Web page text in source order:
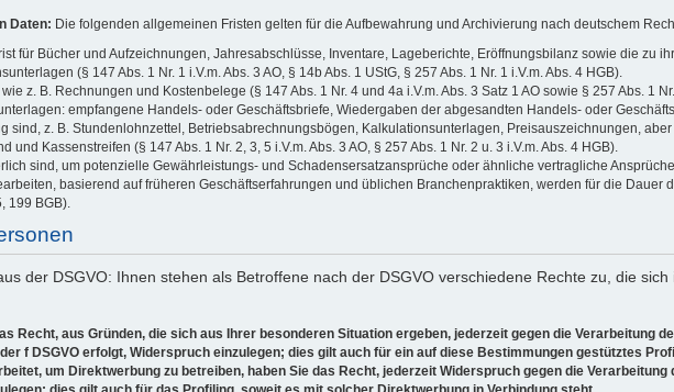
Daten: Die folgenden allgemeinen Fristen gelten für die Aufbewahrung und Archivierung nach deutschem
für Bücher und Aufzeichnungen, Jahresabschlüsse, Inventare, Lageberichte, Eröffnungsbilanz sowie die zu
(§ 147 Abs. 1 Nr. 1 i.V.m. Abs. 3 AO, § 14b Abs. 1 UStG, § 257 Abs. 1 Nr. 1 i.V.m. Abs. 4 HGB).
z. B. Rechnungen und Kostenbelege (§ 147 Abs. 1 Nr. 4 und 4a i.V.m. Abs. 3 Satz 1 AO sowie § 257 Abs. 1
empfangene Handels- oder Geschäftsbriefe, Wiedergaben der abgesandten Handels- oder
sind, z. B. Stundenlohnzettel, Betriebsabrechnungsbögen, Kalkulationsunterlagen, Preisauszeichnungen,
und Kassenstreifen (§ 147 Abs. 1 Nr. 2, 3, 5 i.V.m. Abs. 3 AO, § 257 Abs. 1 Nr. 2 u. 3 i.V.m. Abs. 4 HGB).
sind, um potenzielle Gewährleistungs- und Schadensersatzansprüche oder ähnliche vertragliche
basierend auf früheren Geschäftserfahrungen und üblichen Branchenpraktiken, werden für die Dauer
199 BGB).
der DSGVO: Ihnen stehen als Betroffene nach der DSGVO verschiedene Rechte zu, die
Recht, aus Gründen, die sich aus Ihrer besonderen Situation ergeben, jederzeit gegen die Verarbeitung
f DSGVO erfolgt, Widerspruch einzulegen; dies gilt auch für ein auf diese Bestimmungen gestütztes
um Direktwerbung zu betreiben, haben Sie das Recht, jederzeit Widerspruch gegen die